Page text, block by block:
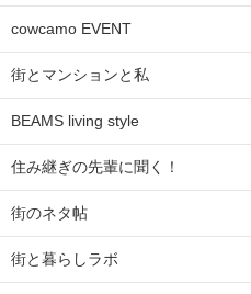
cowcamo EVENT
街とマンションと私
BEAMS living style
住み継ぎの先輩に聞く！
街のネタ帖
街と暮らしラボ